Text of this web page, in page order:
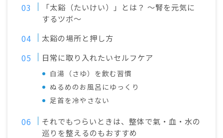
「太谿（たいけい）」とは？ 〜腎を元気に
するツボ〜
太谿の場所と押し方
日常に取り入れたいセルフケア
白湯（さゆ）を飲む習慣
ぬるめのお風呂にゆっくり
足首を冷やさない
それでもつらいときは、整体で氣・血・水の
巡りを整えるのもおすすめ